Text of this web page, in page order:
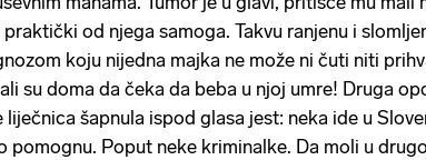
praktički od njega samoga. Takvu ranjenu i
koju nijedna majka ne može ni čuti niti
su doma da čeka da beba u njoj umre! Druga
liječnica šapnula ispod glasa jest: neka ide u
pomognu. Poput neke kriminalke. Da moli u